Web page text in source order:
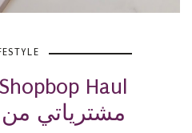
Haul
مشترياتي